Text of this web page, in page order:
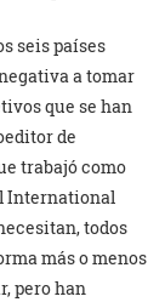
seis países
a tomar
que se han
de
trabajó como
International
todos
más o menos
pero han